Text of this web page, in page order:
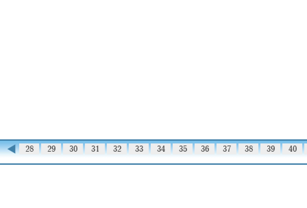
◀
27 28 29 30 31 32 33 34 35 36 37 38 39 40